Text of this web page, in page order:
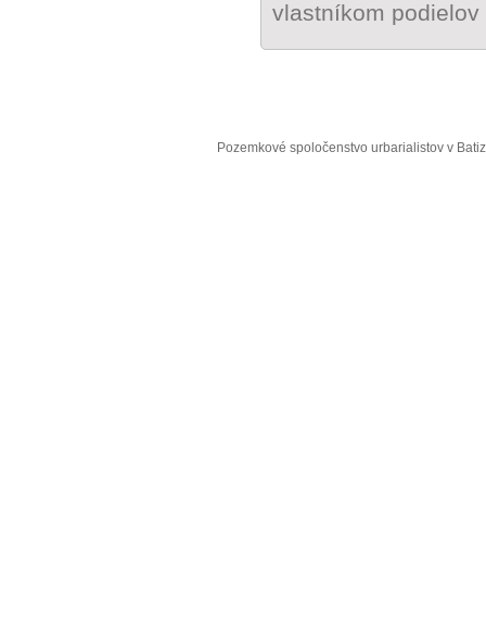
vlastníkom
Pozemkové spoločenstvo urbarialistov v